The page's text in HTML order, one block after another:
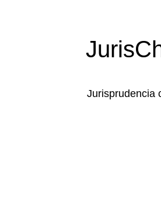
Jurisprudencia